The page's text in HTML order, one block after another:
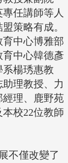
任講師等人
策略有成。
中心博雅部
中心韓德彥
楊琇惠教
理教授、力
經理、鹿野苑
校22位教師
不僅改變了